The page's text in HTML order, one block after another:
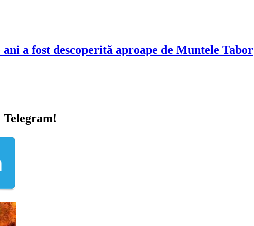
ani a fost descoperită aproape de Muntele Tabor